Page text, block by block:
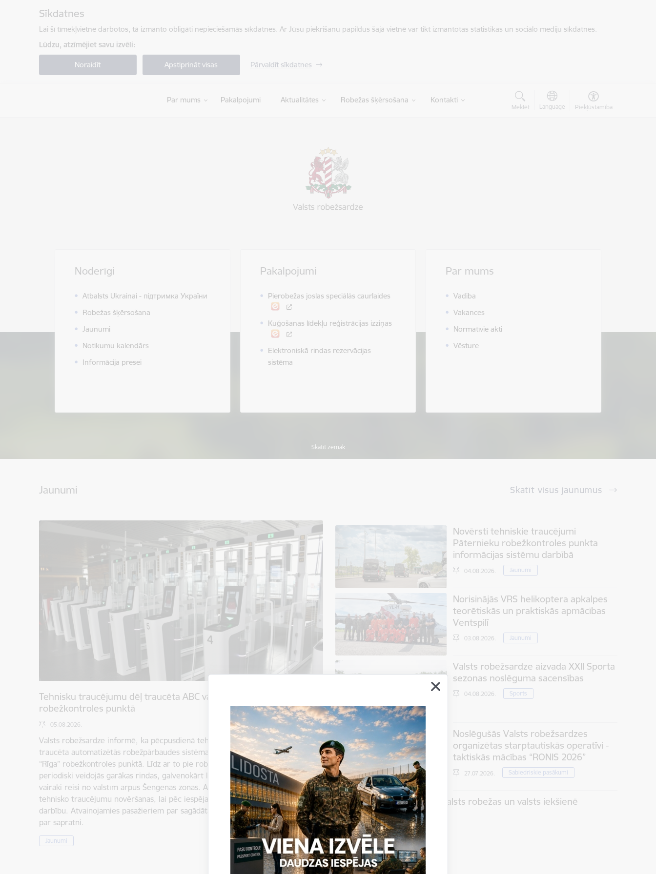
Sīkdatnes
Lai šī tīmekļvietne darbotos, tā izmanto obligāti nepieciešamās sīkdatnes. Ar Jūsu piekrišanu papildus šajā vietnē var tikt izmantotas statistikas un sociālo mediju sīkdatnes.
Lūdzu, atzīmējiet savu izvēli:
Noraidīt Apstiprināt visas Pārvaldīt sīkdatnes
Par mums Pakalpojumi Aktualitātes Robežas šķērsošana Kontakti
Meklēt Language Piekļūstamība
Noderīgi
Atbalsts Ukrainai - підтримка України
Robežas šķērsošana
Jaunumi
Notikumu kalendārs
Informācija presei
Pakalpojumi
Pierobežas joslas speciālās caurlaides
Kuģošanas līdekļu reģistrācijas izziņas
Elektroniskā rindas rezervācijas
sistēma
Par mums
Vadība
Vakances
Normatīvie akti
Vēsture
Skatīt zemāk
Jaunumi Skatīt visus jaunumus
Tehnisku traucējumu dēļ traucēta ABC vārtu darbība Lidostas “Rīga”
robežkontroles punktā
05.08.2026.
Valsts robežsardze informē, ka pēcpusdienā tehnisku traucējumu dēļ tika
traucēta automatizētās robežpārbaudes sistēmas (ABC vārtu) darbība Lidostas
“Rīga” robežkontroles punktā. Līdz ar to pie robežkontroles ieceļošanas sektorā
periodiski veidojās garākas rindas, galvenokārt laikā, kad vienlaikus ielidoja
vairāki reisi no valstīm ārpus Šengenas zonas. Atbildīgie speciālisti strādā pie
tehnisko traucējumu novēršanas, lai pēc iespējas ātrāk atjaunotu sistēmas
darbību. Atvainojamies pasažieriem par sagādātajām neērtībām un pateicamies
par sapratni.
Jaunumi
Novērsti tehniskie traucējumi
Pāternieku robežkontroles punkta
informācijas sistēmu darbībā
04.08.2026. Jaunumi
Norisinājās VRS helikoptera apkalpes
teorētiskās un praktiskās apmācības
Ventspilī
03.08.2026. Jaunumi
Valsts robežsardze aizvada XXII Sporta
sezonas noslēguma sacensības
04.08.2026. Sports
Noslēgušās Valsts robežsardzes
organizētas starptautiskās operatīvi -
taktiskās mācības “RONIS 2026”
27.07.2026. Sabiedriskie pasākumi
2026. gada 5. augusts uz valsts robežas un valsts iekšienē
06.08.2026. Statistika